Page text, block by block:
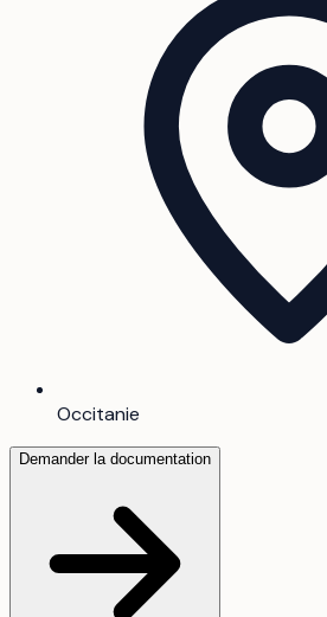
Occitanie
Demander la documentation